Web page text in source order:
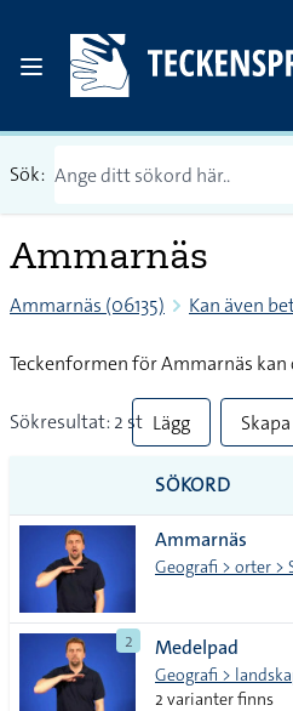
Sök:
Ammarnäs
Ammarnäs (06135) Kan även
Teckenformen för Ammarnäs kan
Sökresultat: 2 st Lägg
till
alla i
lista
Skapa
SÖKORD
Ammarnäs
Geografi > orter >
2 Medelpad
Geografi >
2 varianter finns